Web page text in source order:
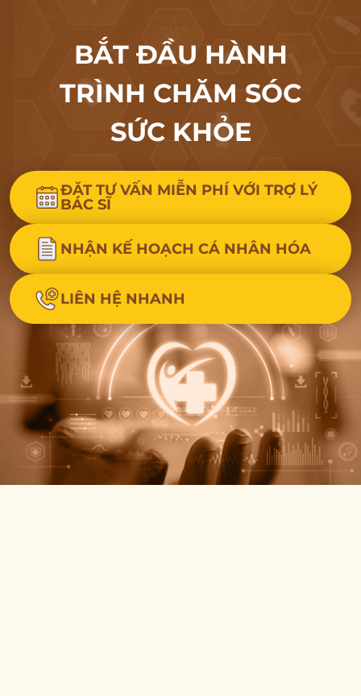
BẮT ĐẦU HÀNH
TRÌNH CHĂM SÓC
SỨC KHỎE
ĐẶT TƯ VẤN MIỄN PHÍ VỚI TRỢ LÝ
BÁC SĨ
NHẬN KẾ HOẠCH CÁ NHÂN HÓA
LIÊN HỆ NHANH